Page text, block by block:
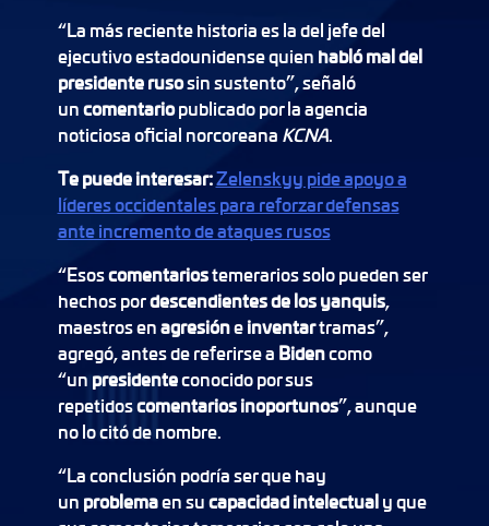
“La más reciente historia es la del jefe del
ejecutivo estadounidense quien habló mal del
presidente rusosin sustento”, señaló
uncomentariopublicado por la agencia
noticiosa oficial norcoreana KCNA.
Te puede interesar:Zelenskyy pide apoyo a
líderes occidentales para reforzar defensas
ante incremento de ataques rusos
“Esoscomentariostemerarios solo pueden ser
hechos pordescendientes de los yanquis,
maestros enagresióneinventartramas”,
agregó, antes de referirse a Bidencomo
“un presidenteconocido por sus
repetidoscomentarios inoportunos”, aunque
no lo citó de nombre.
“La conclusión podría ser que hay
un problemaen sucapacidad intelectualy que